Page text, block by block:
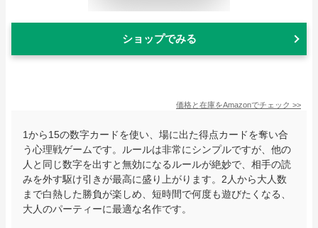
ショップでみる
価格と在庫をAmazonでチェック >>
1から15の数字カードを使い、場に出た得点カードを奪い合
う心理戦ゲームです。ルールは非常にシンプルですが、他の
人と同じ数字を出すと無効になるルールが絶妙で、相手の読
みを外す駆け引きが最高に盛り上がります。2人から大人数
まで白熱した勝負が楽しめ、短時間で何度も遊びたくなる、
大人のパーティーに最適な名作です。